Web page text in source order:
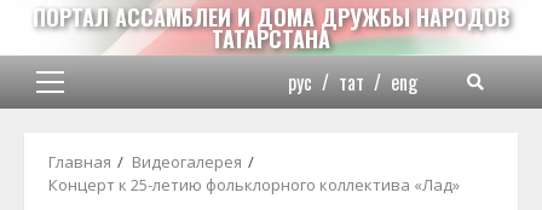
Перейти
содержимому
ПОРТАЛ АССАМБЛЕИ И ДОМА ДРУЖБЫ НАРОДОВ
ТАТАРСТАНА
Основное
рус / тат / eng
Главная
Видеогалерея
Концерт к 25-летию фольклорного коллектива «Лад»